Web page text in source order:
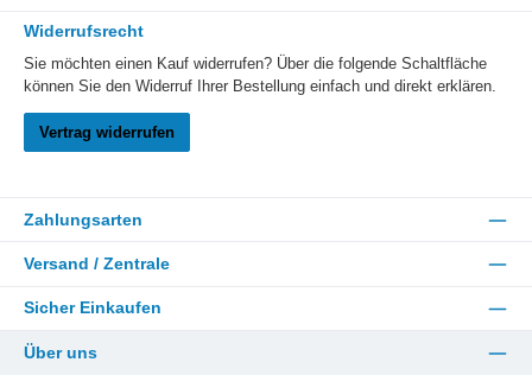
Widerrufsrecht
Sie möchten einen Kauf widerrufen? Über die folgende Schaltfläche
können Sie den Widerruf Ihrer Bestellung einfach und direkt erklären.
Vertrag widerrufen
Zahlungsarten
Versand / Zentrale
Sicher Einkaufen
Über uns